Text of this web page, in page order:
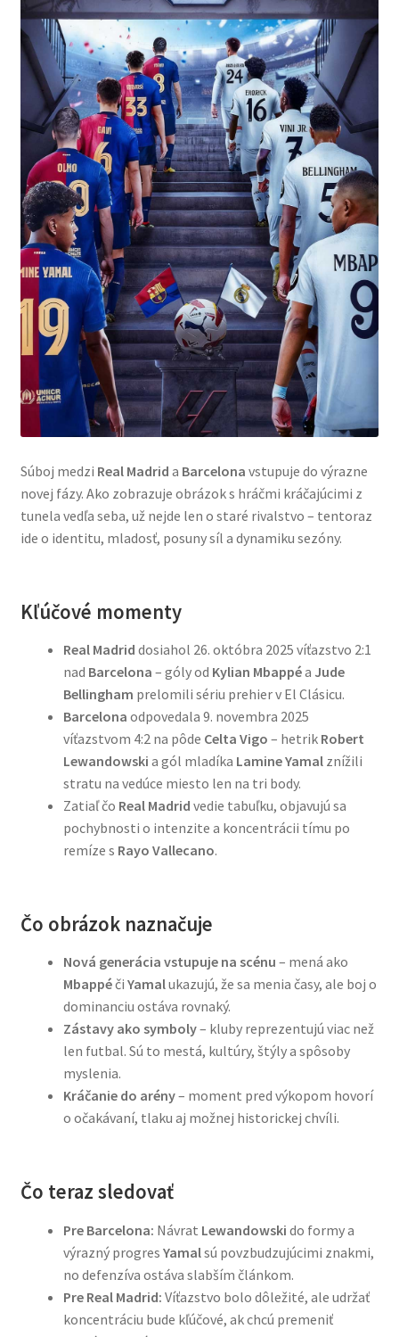
Súboj medzi Real Madrid a Barcelona vstupuje do výrazne
novej fázy. Ako zobrazuje obrázok s hráčmi kráčajúcimi z
tunela vedľa seba, už nejde len o staré rivalstvo – tentoraz
ide o identitu, mladosť, posuny síl a dynamiku sezóny.
Kľúčové momenty
Real Madrid dosiahol 26. októbra 2025 víťazstvo 2:1
nad Barcelona – góly od Kylian Mbappéa Jude
Bellingham prelomili sériu prehier v El Clásicu.
Barcelona odpovedala 9. novembra 2025
víťazstvom 4:2 na pôde Celta Vigo – hetrik Robert
Lewandowski a gól mladíka Lamine Yamalznížili
stratu na vedúce miesto len na tri body.
Zatiaľ čo Real Madrid vedie tabuľku, objavujú sa
pochybnosti o intenzite a koncentrácii tímu po
remíze s Rayo Vallecano.
Čo obrázok naznačuje
Nová generácia vstupuje na scénu – mená ako
Mbappéči Yamalukazujú, že sa menia časy, ale boj o
dominanciu ostáva rovnaký.
Zástavy ako symboly– kluby reprezentujú viac než
len futbal. Sú to mestá, kultúry, štýly a spôsoby
myslenia.
Kráčanie do arény– moment pred výkopom hovorí
o očakávaní, tlaku aj možnej historickej chvíli.
Čo teraz sledovať
Pre Barcelona: Návrat Lewandowski do formy a
výrazný progres Yamalsú povzbudzujúcimi znakmi,
no defenzíva ostáva slabším článkom.
Pre Real Madrid: Víťazstvo bolo dôležité, ale udržať
koncentráciu bude kľúčové, ak chcú premeniť